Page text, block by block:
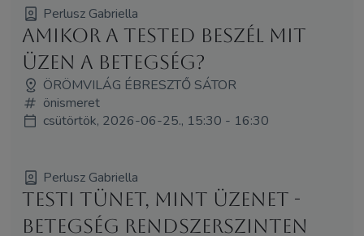
Perlusz Gabriella
Amikor a tested beszél mit
üzen a betegség?
ÖRÖMVILÁG ÉBRESZTŐ SÁTOR
önismeret
csütörtök, 2026-06-25., 15:30 - 16:30
Perlusz Gabriella
Testi tünet, mint üzenet -
Betegség rendszerszinten